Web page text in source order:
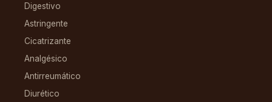
Digestivo
Astringente
Cicatrizante
Analgésico
Antirreumático
Diurético